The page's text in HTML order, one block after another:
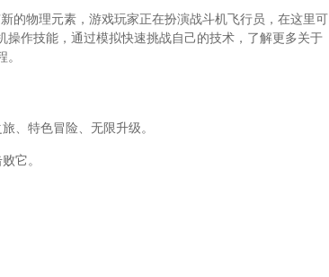
的物理元素，游戏玩家正在扮演战斗机飞行员，在这里可
作技能，通过模拟快速挑战自己的技术，了解更多关于
、特色冒险、无限升级。
它。